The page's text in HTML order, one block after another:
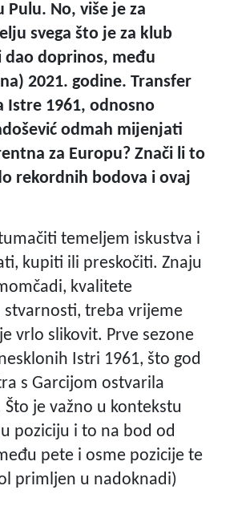
No, više je za
svega što je za klub
dao doprinos, među
2021. godine. Transfer
Istre 1961, odnosno
odmah mijenjati
za Europu? Znači li to
rekordnih bodova i ovaj
temeljem iskustva i
kupiti ili preskočiti. Znaju
kvalitete
treba vrijeme
vrlo slikovit. Prve sezone
Istri 1961, što god
s Garcijom ostvarila
je važno u kontekstu
poziciju i to na bod od
pete i osme pozicije te
primljen u nadoknadi)